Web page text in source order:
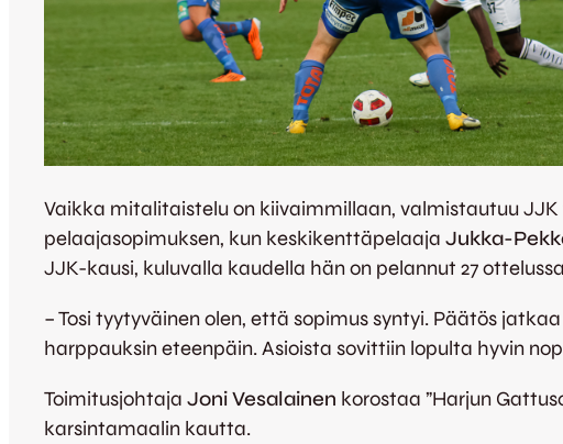
Vaikka mitalitaistelu on kiivaimmillaan, valmistautuu
pelaajasopimuksen, kun keskikenttäpelaaja Jukka-
JJK-kausi, kuluvalla kaudella hän on pelannut 27
– Tosi tyytyväinen olen, että sopimus syntyi. Päätös
harppauksin eteenpäin. Asioista sovittiin lopulta hyvin
Toimitusjohtaja Joni Vesalainen korostaa ”Harjun
karsintamaalin kautta.